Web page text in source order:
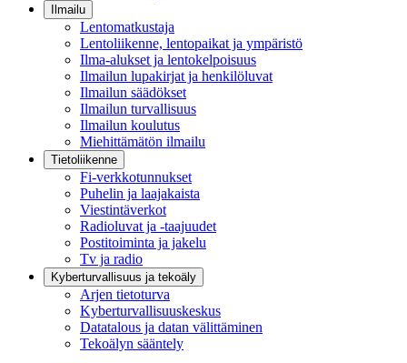
Ilmailu
Lentomatkustaja
Lentoliikenne, lentopaikat ja ympäristö
Ilma-alukset ja lentokelpoisuus
Ilmailun lupakirjat ja henkilöluvat
Ilmailun säädökset
Ilmailun turvallisuus
Ilmailun koulutus
Miehittämätön ilmailu
Tietoliikenne
Fi-verkkotunnukset
Puhelin ja laajakaista
Viestintäverkot
Radioluvat ja -taajuudet
Postitoiminta ja jakelu
Tv ja radio
Kyberturvallisuus ja tekoäly
Arjen tietoturva
Kyberturvallisuuskeskus
Datatalous ja datan välittäminen
Tekoälyn sääntely